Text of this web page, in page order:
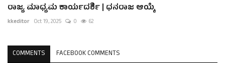
ರಾಜ್ಯ ಮಾಧ್ಯಮ ಕಾರ್ಯದರ್ಶಿ | ಧನರಾಜ ಆಯ್ಕೆ
kkeditor Oct 19, 2025 0 62
COMMENTS FACEBOOK COMMENTS